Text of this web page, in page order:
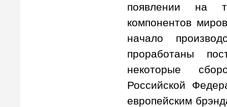
появлении на
компонентов
начало
проработаны
некоторые
Российской
европейским